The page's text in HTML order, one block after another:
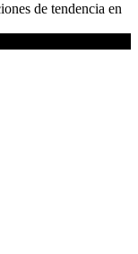
de tendencia en